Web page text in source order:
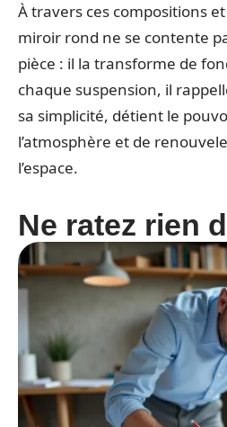
À travers ces compositions
miroir rond ne se contente
pièce : il la transforme de
chaque suspension, il
sa simplicité, détient le
l’atmosphère et de
l’espace.
Ne ratez rien